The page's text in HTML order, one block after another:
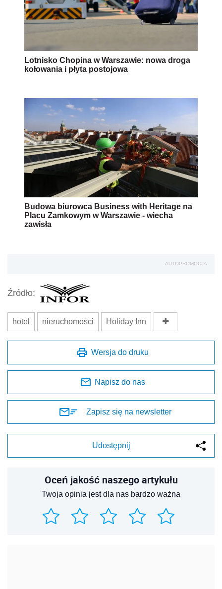
Lotnisko Chopina w Warszawie: nowa droga
kołowania i płyta postojowa
Budowa biurowca Business with Heritage na
Placu Zamkowym w Warszawie - wiecha
zawisła
AUTOPROMOCJA
Źródło:
hotel nieruchomości Holiday Inn
Wersja do druku
Napisz do nas
Zapisz się na newsletter
Udostępnij
Oceń jakość naszego artykułu
Twoja opinia jest dla nas bardzo ważna